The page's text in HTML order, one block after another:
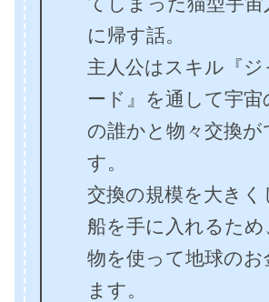
に帰す話。
主人公はスキル『ジ
ード』を通して宇
の誰かと物々交換が
す。
交換の規模を大きく
船を手に入れるため
物を使って地球のお
ます。